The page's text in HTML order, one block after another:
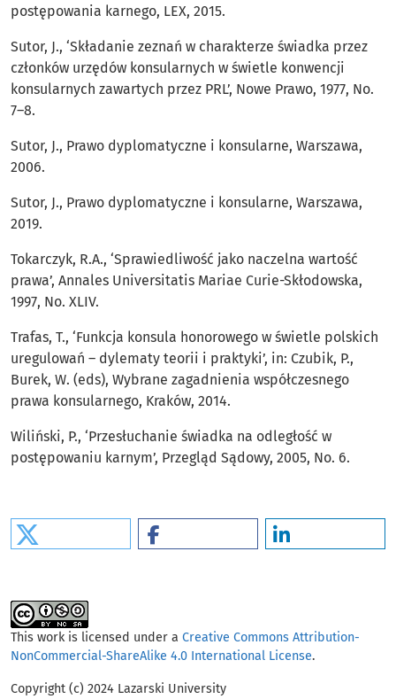
postępowania karnego, LEX, 2015.
Sutor, J., ‘Składanie zeznań w charakterze świadka przez
członków urzędów konsularnych w świetle konwencji
konsularnych zawartych przez PRL’, Nowe Prawo, 1977, No.
7–8.
Sutor, J., Prawo dyplomatyczne i konsularne, Warszawa,
2006.
Sutor, J., Prawo dyplomatyczne i konsularne, Warszawa,
2019.
Tokarczyk, R.A., ‘Sprawiedliwość jako naczelna wartość
prawa’, Annales Universitatis Mariae Curie-Skłodowska,
1997, No. XLIV.
Trafas, T., ‘Funkcja konsula honorowego w świetle polskich
uregulowań – dylematy teorii i praktyki’, in: Czubik, P.,
Burek, W. (eds), Wybrane zagadnienia współczesnego
prawa konsularnego, Kraków, 2014.
Wiliński, P., ‘Przesłuchanie świadka na odległość w
postępowaniu karnym’, Przegląd Sądowy, 2005, No. 6.
This work is licensed under a Creative Commons Attribution-
NonCommercial-ShareAlike 4.0 International License.
Copyright (c) 2024 Lazarski University